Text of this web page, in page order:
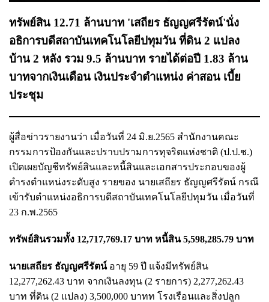
ทรัพย์สิน 12.71 ล้านบาท 'เสถียร ธัญญศรีรัตน์'นั่ง
อธิการบดีสถาบันเทคโนโลยีปทุมวัน ที่ดิน 2 แปลง
บ้าน 2 หลัง รวม 9.5 ล้านบาท รายได้ต่อปี 1.83 ล้าน
บาทจากเงินเดือน เงินประจำตำแหน่ง ค่าสอน เบี้ย
ประชุม
ผู้สื่อข่าวรายงานว่า เมื่อวันที่ 24 มิ.ย.2565 สำนักงานคณะ
กรรมการป้องกันและปราบปรามการทุจริตแห่งชาติ (ป.ป.ช.)
เปิดเผยบัญชีทรัพย์สินและหนี้สินและเอกสารประกอบของผู้
ดำรงตำแหน่งระดับสูง รายของ นายเสถียร ธัญญศรีรัตน์ กรณี
เข้ารับตำแหน่งอธิการบดีสถาบันเทคโนโลยีปทุมวัน เมื่อวันที่
23 ก.พ.2565
ทรัพย์สินรวมทั้ง 12,717,769.17 บาท หนี้สิน 5,598,285.79 บาท
นายเสถียร ธัญญศรีรัตน์อายุ 59 ปี แจ้งมีทรัพย์สิน
12,277,262.43 บาท จากเงินลงทุน (2 รายการ) 2,277,262.43
บาท ที่ดิน (2 แปลง) 3,500,000 บาทท โรงเรือนและสิ่งปลูก